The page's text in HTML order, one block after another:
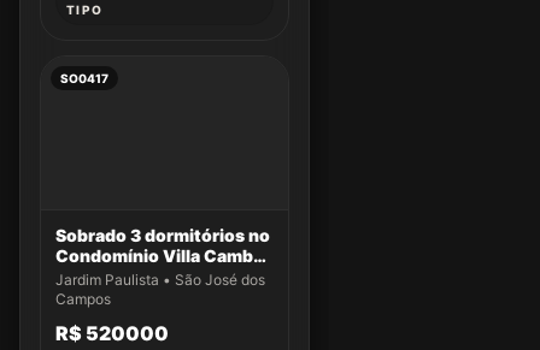
TIPO
SO0417
Sobrado 3 dormitórios no
Condomínio Villa Cambuí
- Casa 032
Jardim Paulista • São José dos
Campos
R$ 520000